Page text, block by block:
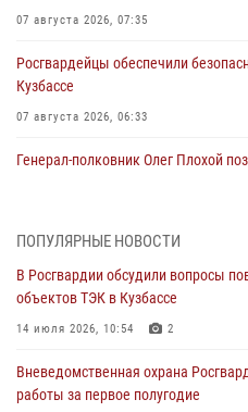
07 августа 2026, 07:35
Росгвардейцы обеспечили
Кузбассе
07 августа 2026, 06:33
Генерал-полковник Олег Плохой
07 августа 2026, 05:32
С 1 сентября 2026 года вступает в
частной охранной деятельности
06 августа 2026, 10:19
Росгвардейцы задержали
ножевого ранения кемеровчанину
ПОПУЛЯРНЫЕ НОВОСТИ
В Росгвардии обсудили вопросы
объектов ТЭК в Кузбассе
14 июля 2026, 10:54 2
Вневедомственная охрана
работы за первое полугодие